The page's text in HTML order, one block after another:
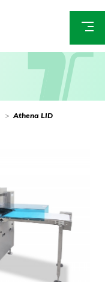
Athena LID